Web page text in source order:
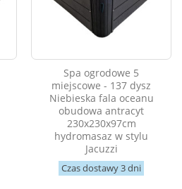
Spa ogrodowe 5
miejscowe - 137 dysz
Niebieska fala oceanu
obudowa antracyt
230x230x97cm
hydromasaz w stylu
Jacuzzi
Czas dostawy 3 dni